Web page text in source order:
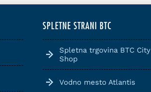
SPLETNE STRANI BTC
Spletna trgovina BTC City
Shop
Vodno mesto Atlantis